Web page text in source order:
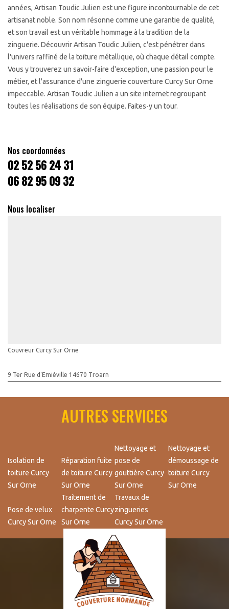
années, Artisan Toudic Julien est une figure incontournable de cet
artisanat noble. Son nom résonne comme une garantie de qualité,
et son travail est un véritable hommage à la tradition de la
zinguerie. Découvrir Artisan Toudic Julien, c'est pénétrer dans
l'univers raffiné de la toiture métallique, où chaque détail compte.
Vous y trouverez un savoir-faire d'exception, une passion pour le
métier, et l'assurance d'une zinguerie couverture Curcy Sur Orne
impeccable. Artisan Toudic Julien a un site internet regroupant
toutes les réalisations de son équipe. Faites-y un tour.
Nos coordonnées
02 52 56 24 31
06 82 95 09 32
Nous localiser
Couvreur Curcy Sur Orne
9 Ter Rue d'Emiéville 14670 Troarn
AUTRES SERVICES
Isolation de
toiture Curcy
Sur Orne
Réparation fuite
de toiture Curcy
Sur Orne
Nettoyage et
pose de
gouttière Curcy
Sur Orne
Nettoyage et
démoussage de
toiture Curcy
Sur Orne
Pose de velux
Curcy Sur Orne
Traitement de
charpente Curcy
Sur Orne
Travaux de
zingueries
Curcy Sur Orne